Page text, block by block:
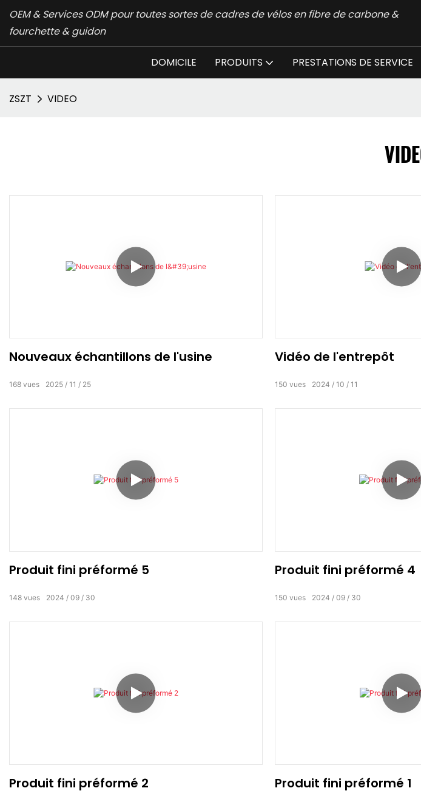
OEM & Services ODM pour toutes sortes de cadres de vélos en fibre de carbone &
fourchette & guidon
DOMICILE PRODUITS PRESTATIONS DE SERVICE
ZSZT VIDEO
Nouveaux échantillons de l'usine
2025 11 25
168 vues
Vidéo de l'entrepôt
2024 10 11
150 vues
Produit fini préformé 5
2024 09 30
148 vues
Produit fini préformé 4
2024 09 30
150 vues
Produit fini préformé 2 Produit fini préformé 1